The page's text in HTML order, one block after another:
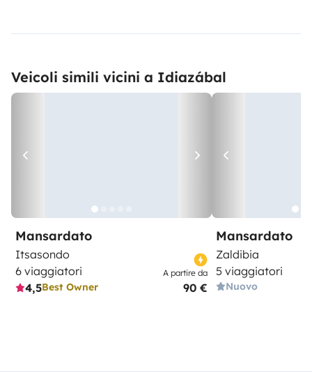
Veicoli simili vicini a Idiazábal
Mansardato
Itsasondo
6 viaggiatori
4,5Best Owner
A partire da
90 €
Mansardato
Zaldibia
5 viaggiatori
Nuovo